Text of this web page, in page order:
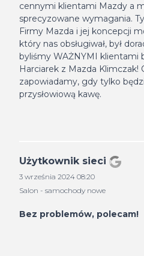
cennymi klientami Mazdy a
sprecyzowane wymagania.
Firmy Mazda i jej koncepcji
który nas obsługiwał, był
byliśmy WAŻNYMI klientami
Harciarek z Mazda Klimczak!
zapowiadamy, gdy tylko
przysłowiową kawę.
Użytkownik sieci
3 września 2024 08:20
Salon - samochody nowe
Bez problemów, polecam!